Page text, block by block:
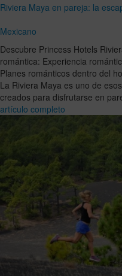
Riviera Maya en pareja: la
Mexicano
Descubre Princess Hotels
romántica: Experiencia
Planes románticos dentro del
La Riviera Maya es uno de
creados para disfrutarse en
artículo completo